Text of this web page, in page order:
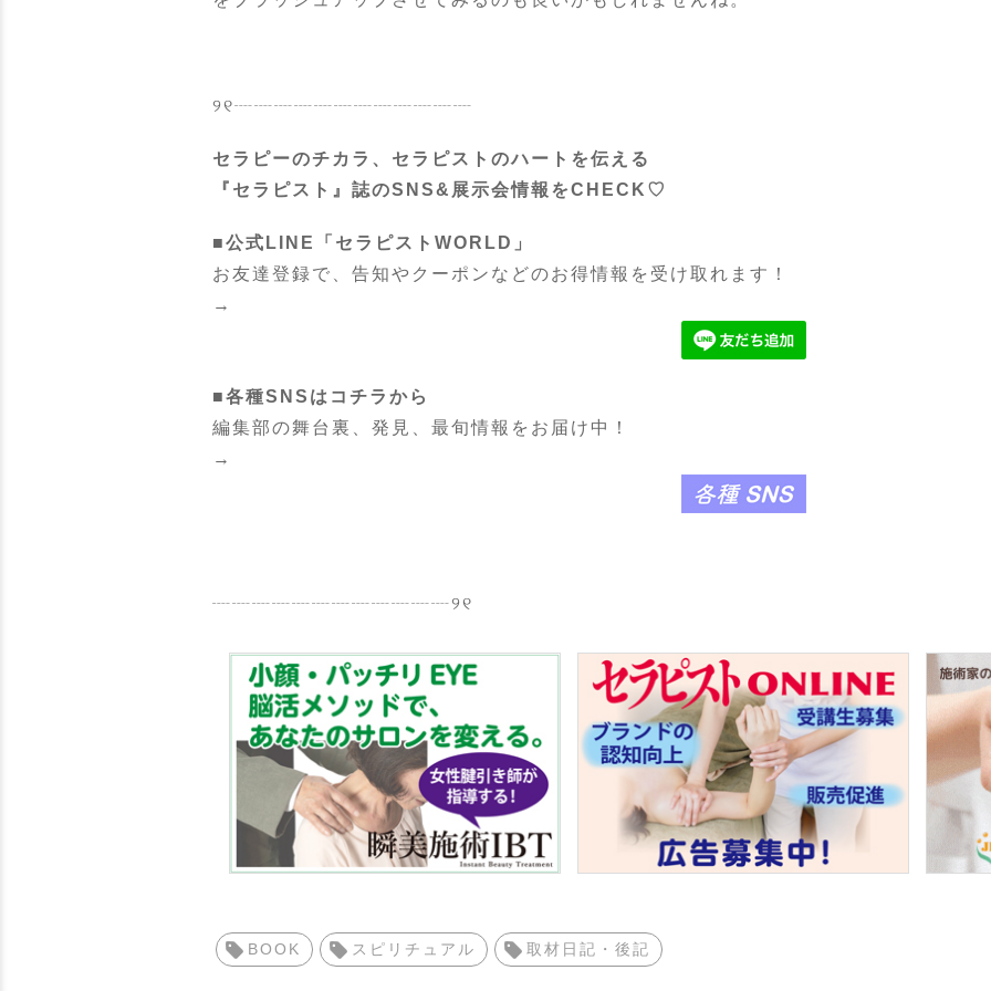
୨୧┈┈┈┈┈┈┈┈┈┈┈┈
セラピーのチカラ、セラピストのハートを伝える
『セラピスト』誌のSNS&展示会情報をCHECK♡
■公式LINE「セラピストWORLD」
お友達登録で、告知やクーポンなどのお得情報を受け取れます！
→
■各種SNSはコチラから
編集部の舞台裏、発見、最旬情報をお届け中！
→
┈┈┈┈┈┈┈┈┈┈┈┈୨୧
BOOK スピリチュアル 取材日記・後記